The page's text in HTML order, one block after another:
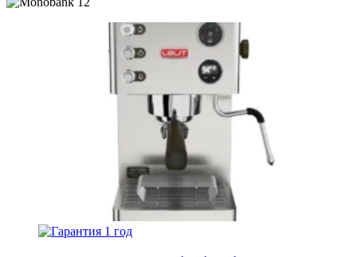
1 год